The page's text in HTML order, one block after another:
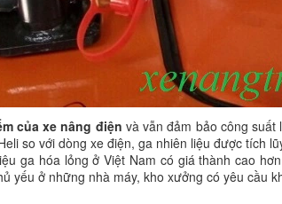
của xe nâng điện và vẫn đảm bảo công
so với dòng xe điện, ga nhiên liệu được tích
ga hóa lỏng ở Việt Nam có giá thành cao
yếu ở những nhà máy, kho xưởng có yêu cầu